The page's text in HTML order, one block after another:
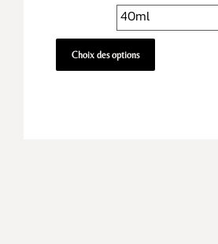
Choix des options